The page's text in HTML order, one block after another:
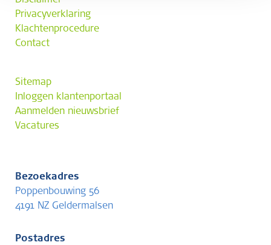
Privacyverklaring
Klachtenprocedure
Contact
Sitemap
Inloggen klantenportaal
Aanmelden nieuwsbrief
Vacatures
Bezoekadres
Poppenbouwing 56
4191 NZ Geldermalsen
Postadres